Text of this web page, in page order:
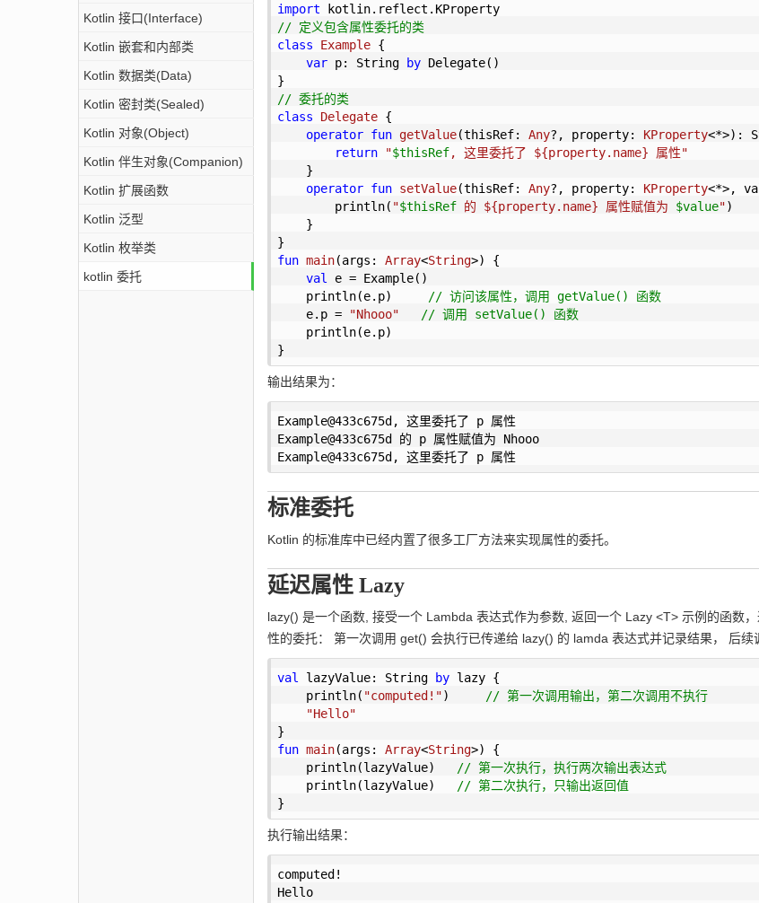
Kotlin 接口(Interface)
Kotlin 嵌套和内部类
Kotlin 数据类(Data)
Kotlin 密封类(Sealed)
Kotlin 对象(Object)
Kotlin 伴生对象(Companion)
Kotlin 扩展函数
Kotlin 泛型
Kotlin 枚举类
kotlin 委托
import
kotlin.reflect.KProperty
// 定义包含属性委托的类
class
Example {
var p: String by Delegate()
// 委托的类
class
Delegate {
operator fun getValue(thisRef: Any?, property: KProperty<*>) :
return
"$thisRef, 这里委托了 ${property.name} 属性"
}
operator fun setValue(thisRef: Any?, property: KProperty<*>,
println( "$thisRef 的 ${property.name} 属性赋值为 $value")
}
fun main(args: Array<String>)
{
val
e = Example()
println(e.p)
// 访问该属性，调用 getValue() 函数
e.p =
"Nhooo"
// 调用 setValue() 函数
println(e.p)
}
输出结果为：
Example@433c675d, 这里委托了 p 属性
Example@433c675d 的 p 属性赋值为 Nhooo
Example@433c675d, 这里委托了 p 属性
标准委托
Kotlin 的标准库中已经内置了很多工厂方法来实现属性的委托。
延迟属性 Lazy
lazy() 是一个函数, 接受一个 Lambda 表达式作为参数, 返回一个 Lazy <T> 示例的函数
性的委托： 第一次调用 get() 会执行已传递给 lazy() 的 lamda 表达式并记录结果， 后续
val lazyValue: String by lazy {
println( "computed!")
// 第一次调用输出，第二次调用不执行
"Hello"
fun main(args: Array<String>)
{
println(lazyValue)
// 第一次执行，执行两次输出表达式
println(lazyValue)
// 第二次执行，只输出返回值
}
执行输出结果：
computed!
Hello